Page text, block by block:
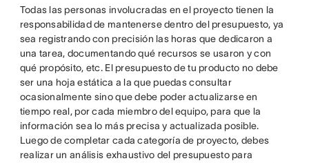
Todas las personas involucradas en el proyecto tienen la
responsabilidad de mantenerse dentro del presupuesto, ya
sea registrando con precisión las horas que dedicaron a
una tarea, documentando qué recursos se usaron y con
qué propósito, etc. El presupuesto de tu producto no debe
ser una hoja estática a la que puedas consultar
ocasionalmente sino que debe poder actualizarse en
tiempo real, por cada miembro del equipo, para que la
información sea lo más precisa y actualizada posible.
Luego de completar cada categoría de proyecto, debes
realizar un análisis exhaustivo del presupuesto para